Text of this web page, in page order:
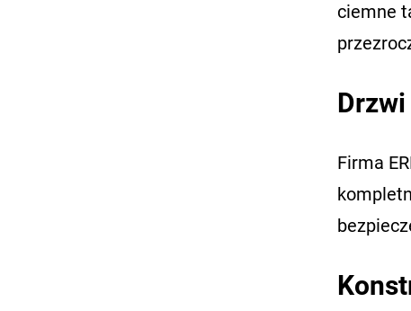
ciemne
Drzwi
Firma